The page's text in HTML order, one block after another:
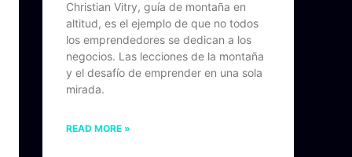
Christian Vitry, guía de montaña en
altitud, es el ejemplo de que no todos
los emprendedores se dedican a los
negocios. Las lecciones de la montaña
y el desafío de emprender en una sola
mirada.
READ MORE »